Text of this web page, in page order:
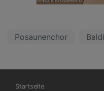
Posaunenchor
Hauptnavigation
Startseite